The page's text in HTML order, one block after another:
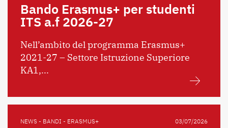
Bando Erasmus+ per studenti
ITS a.f 2026-27
Nell’ambito del programma Erasmus+
2021-27 – Settore Istruzione Superiore
KA1,...
NEWS - BANDI - ERASMUS+ 03/07/2026